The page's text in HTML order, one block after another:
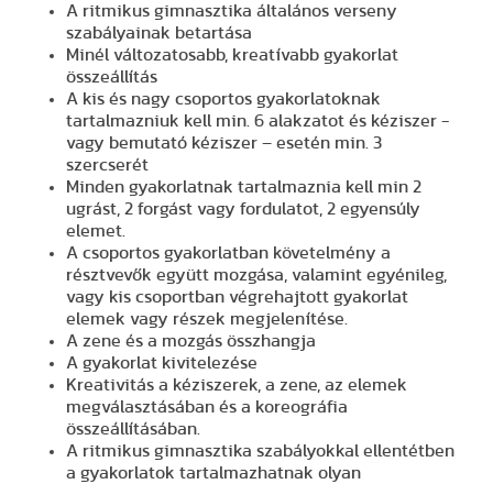
A ritmikus gimnasztika általános verseny
szabályainak betartása
Minél változatosabb, kreatívabb gyakorlat
összeállítás
A kis és nagy csoportos gyakorlatoknak
tartalmazniuk kell min. 6 alakzatot és kéziszer -
vagy bemutató kéziszer – esetén min. 3
szercserét
Minden gyakorlatnak tartalmaznia kell min 2
ugrást, 2 forgást vagy fordulatot, 2 egyensúly
elemet.
A csoportos gyakorlatban követelmény a
résztvevők együtt mozgása, valamint egyénileg,
vagy kis csoportban végrehajtott gyakorlat
elemek vagy részek megjelenítése.
A zene és a mozgás összhangja
A gyakorlat kivitelezése
Kreativitás a kéziszerek, a zene, az elemek
megválasztásában és a koreográfia
összeállításában.
A ritmikus gimnasztika szabályokkal ellentétben
a gyakorlatok tartalmazhatnak olyan